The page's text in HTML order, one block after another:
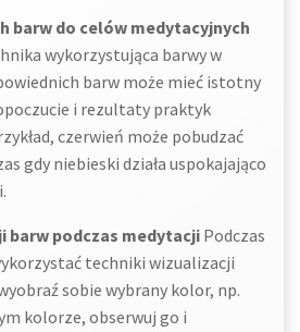
barw do celów medytacyjnych
wykorzystująca barwy w
barw może mieć istotny
i rezultaty praktyk
czerwień może pobudzać
gdy niebieski działa uspokajająco
barw podczas medytacji Podczas
techniki wizualizacji
sobie wybrany kolor, np.
kolorze, obserwuj go i